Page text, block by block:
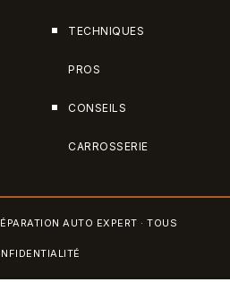
TECHNIQUES
PROS
CONSEILS
CARROSSERIE
AUTO EXPERT · TOUS